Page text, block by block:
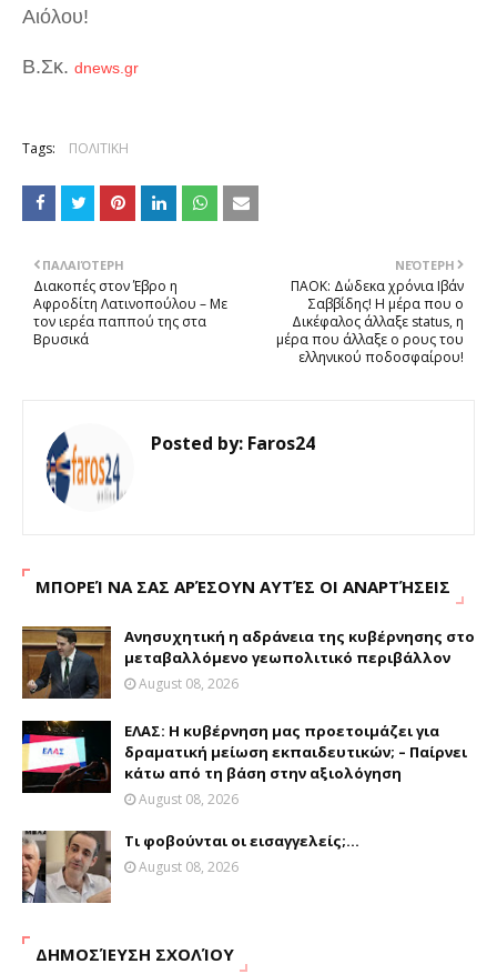
Αιόλου!
Β.Σκ. dnews.gr
Tags: ΠΟΛΙΤΙΚΗ
ΝΕΌΤΕΡΗ
ΠΑΟΚ: Δώδεκα χρόνια Ιβάν
Σαββίδης! Η μέρα που ο
Δικέφαλος άλλαξε status, η
μέρα που άλλαξε ο ρους του
ελληνικού ποδοσφαίρου!
ΠΑΛΑΙΌΤΕΡΗ
Διακοπές στον Έβρο η
Αφροδίτη Λατινοπούλου – Με
τον ιερέα παππού της στα
Βρυσικά
Posted by: Faros24
ΜΠΟΡΕΊ ΝΑ ΣΑΣ ΑΡΈΣΟΥΝ ΑΥΤΈΣ ΟΙ ΑΝΑΡΤΉΣΕΙΣ
Ανησυχητική η αδράνεια της κυβέρνησης στο
μεταβαλλόμενο γεωπολιτικό περιβάλλον
August 08, 2026
ΕΛΑΣ: Η κυβέρνηση μας προετοιμάζει για
δραματική μείωση εκπαιδευτικών; – Παίρνει
κάτω από τη βάση στην αξιολόγηση
August 08, 2026
Τι φοβούνται οι εισαγγελείς;...
August 08, 2026
ΔΗΜΟΣΊΕΥΣΗ ΣΧΟΛΊΟΥ